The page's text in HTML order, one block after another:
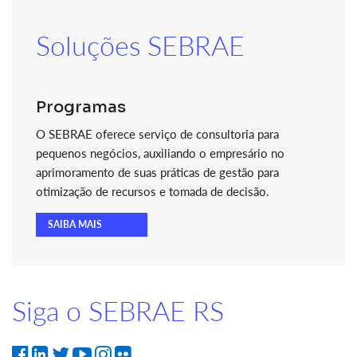
Soluções SEBRAE
Programas
O SEBRAE oferece serviço de consultoria para
pequenos negócios, auxiliando o empresário no
aprimoramento de suas práticas de gestão para
otimização de recursos e tomada de decisão.
SAIBA MAIS
Siga o SEBRAE RS